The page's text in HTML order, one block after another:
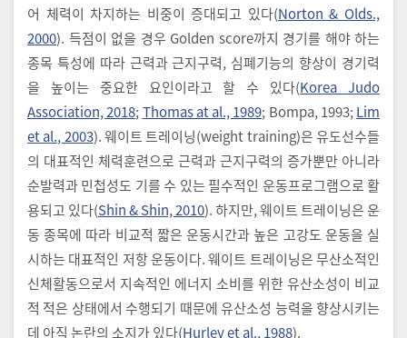
어 체력이 차지하는 비중이 증대되고 있다(Norton & Olds.,
2000). 득점이 없을 경우 Golden score까지 경기를 해야 하는
종목 특성에 따라 근력과 근지구력, 심폐기능의 향상이 경기력
을 높이는 중요한 요인이라고 할 수 있다(Korea Judo
Association, 2018; Thomas at al., 1989; Bompa, 1993; Lim
et al., 2003). 웨이트 트레이닝(weight training)은 유도선수들
의 대표적인 체력훈련으로 근력과 근지구력의 증가뿐만 아니라
순발력과 민첩성도 기를 수 있는 필수적인 운동프로그램으로 활
용되고 있다(Shin & Shin, 2010). 하지만, 웨이트 트레이닝은 운
동 종목에 따라 비교적 짧은 운동시간과 높은 고강도 운동을 실
시하는 대표적인 저항 운동이다. 웨이트 트레이닝은 무산소적인
신체활동으로서 지속적인 에너지 소비를 위한 유산소성이 비교
적 적은 상태에서 수행되기 때문에 유산소성 능력을 향상시키는
데 아직 논란의 소지가 있다(Hurley et al., 1988).